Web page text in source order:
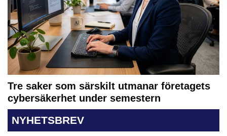
Tre saker som särskilt utmanar företagets
cybersäkerhet under semestern
NYHETSBREV